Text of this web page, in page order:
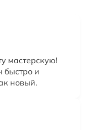
мастерскую!
быстро и
новый.